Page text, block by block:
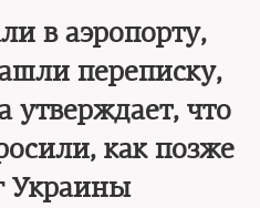
в аэропорту,
переписку,
утверждает, что
как позже
Украины